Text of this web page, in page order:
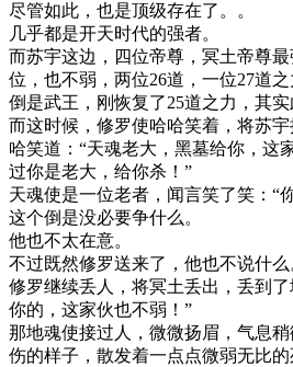
尽管如此，也是顶级存在了。。
几乎都是开天时代的强者。
而苏宇这边，四位帝尊，冥土帝尊
位，也不弱，两位26道，一位27道之
倒是武王，刚恢复了25道之力，其实
而这时候，修罗使哈哈笑着，将苏
哈笑道：“天魂老大，黑墓给你，这
过你是老大，给你杀！”
天魂使是一位老者，闻言笑了笑：
这个倒是没必要争什么。
他也不太在意。
不过既然修罗送来了，他也不说什么
修罗继续丢人，将冥土丢出，丢到
你的，这家伙也不弱！”
那地魂使接过人，微微扬眉，气息
伤的样子，散发着一点点微弱无比的